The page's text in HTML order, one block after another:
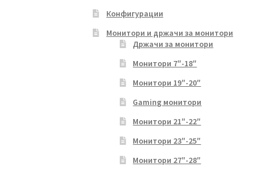
Конфигурации
Монитори и држачи за монитори
Држачи за монитори
Монитори 7″-18″
Монитори 19″-20″
Gaming монитори
Монитори 21″-22″
Монитори 23″-25″
Монитори 27″-28″